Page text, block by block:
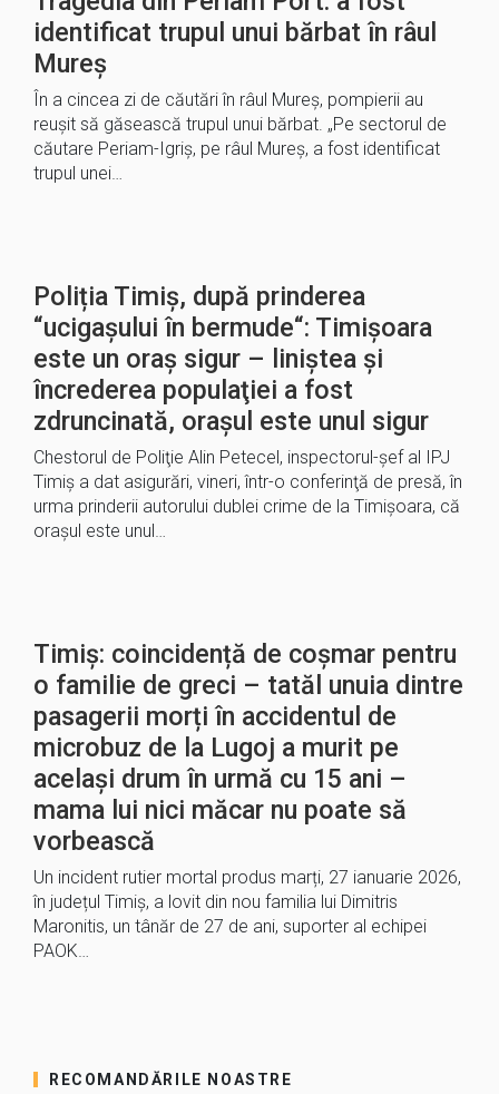
identificat trupul unui bărbat în râul
Mureș
În a cincea zi de căutări în râul Mureș, pompierii au
reușit să găsească trupul unui bărbat. „Pe sectorul de
căutare Periam-Igriș, pe râul Mureș, a fost identificat
trupul unei…
Poliția Timiș, după prinderea
“ucigașului în bermude“: Timişoara
este un oraş sigur – liniştea şi
încrederea populaţiei a fost
zdruncinată, oraşul este unul sigur
Chestorul de Poliţie Alin Petecel, inspectorul-şef al IPJ
Timiş a dat asigurări, vineri, într-o conferinţă de presă, în
urma prinderii autorului dublei crime de la Timişoara, că
oraşul este unul…
Timiș: coincidență de coșmar pentru
o familie de greci – tatăl unuia dintre
pasagerii morți în accidentul de
microbuz de la Lugoj a murit pe
același drum în urmă cu 15 ani –
mama lui nici măcar nu poate să
vorbească
Un incident rutier mortal produs marți, 27 ianuarie 2026,
în județul Timiș, a lovit din nou familia lui Dimitris
Maronitis, un tânăr de 27 de ani, suporter al echipei
PAOK…
RECOMANDĂRILE NOASTRE